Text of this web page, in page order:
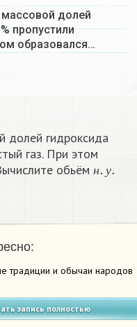
массовой долей
пропустили
образовался…
долей гидроксида
газ. При этом
обьём
н у
н
традиции и обычаи народов
запись полностью